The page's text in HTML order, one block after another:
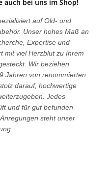
auch bei uns im Shop!
auf Old- und
Unser hohes Maß an
Expertise und
mit viel Herzblut zu Ihrem
Wir beziehen
Jahren von renommierten
darauf, hochwertige
Jedes
und für gut befunden
steht unser